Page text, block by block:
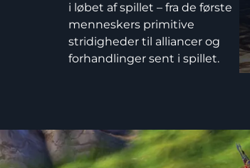
i løbet af spillet – fra de første
menneskers primitive
stridigheder til alliancer og
forhandlinger sent i spillet.